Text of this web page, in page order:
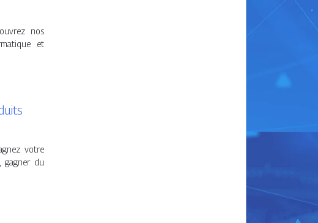
nos
et
votre
gagner du